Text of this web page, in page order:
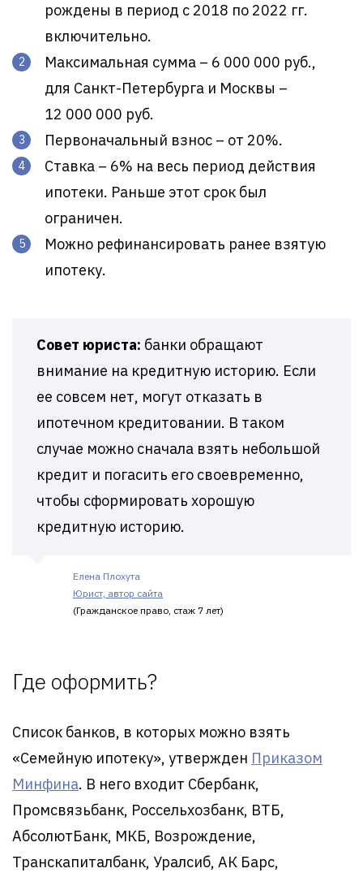
рождены в период с 2018 по 2022 гг.
включительно.
Максимальная сумма – 6 000 000 руб.,
для Санкт-Петербурга и Москвы –
12 000 000 руб.
Первоначальный взнос – от 20%.
Ставка – 6% на весь период действия
ипотеки. Раньше этот срок был
ограничен.
Можно рефинансировать ранее взятую
ипотеку.
Совет юриста: банки обращают
внимание на кредитную историю. Если
ее совсем нет, могут отказать в
ипотечном кредитовании. В таком
случае можно сначала взять небольшой
кредит и погасить его своевременно,
чтобы сформировать хорошую
кредитную историю.
Елена Плохута
Юрист, автор сайта
(Гражданское право, стаж 7 лет)
Где оформить?
Список банков, в которых можно взять
«Семейную ипотеку», утвержден Приказом
Минфина. В него входит Сбербанк,
Промсвязьбанк, Россельхозбанк, ВТБ,
АбсолютБанк, МКБ, Возрождение,
Транскапиталбанк, Уралсиб, АК Барс,